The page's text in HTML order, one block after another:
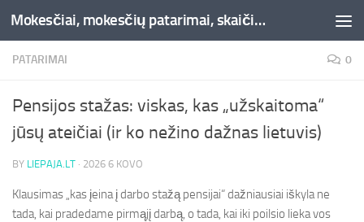
Skip to content Mokesčiai, mokesčių patarimai, skaičiuoklės, straipsniai -Liepaja.lt
PATARIMAI 0
Pensijos stažas: viskas, kas „užskaitoma“
jūsų ateičiai (ir ko nežino dažnas lietuvis)
BY LIEPAJA.LT · 2026 6 KOVO
Klausimas „kas įeina į darbo stažą pensijai“ dažniausiai iškyla ne
tada, kai pradedame pirmąjį darbą, o tada, kai iki poilsio lieka vos